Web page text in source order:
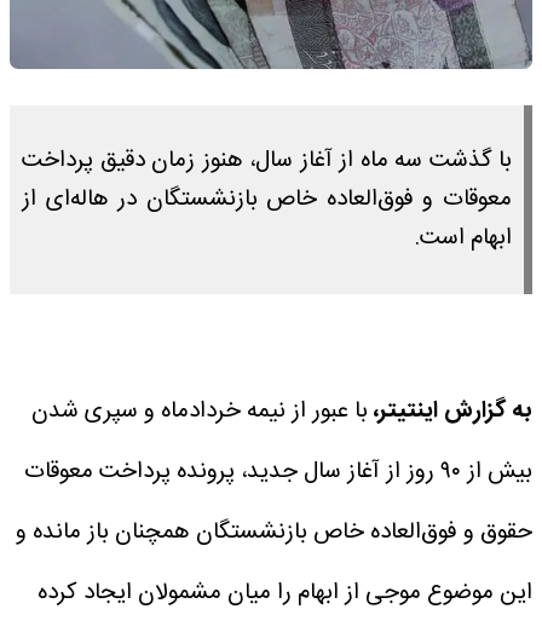
با گذشت سه ماه از آغاز سال، هنوز زمان دقیق پرداخت
معوقات و فوق‌العاده خاص بازنشستگان در هاله‌ای از
ابهام است.
به گزارش اینتیتر،با عبور از نیمه خردادماه و سپری شدن
بیش از ۹۰ روز از آغاز سال جدید، پرونده پرداخت معوقات
حقوق و فوق‌العاده خاص بازنشستگان همچنان باز مانده و
این موضوع موجی از ابهام را میان مشمولان ایجاد کرده